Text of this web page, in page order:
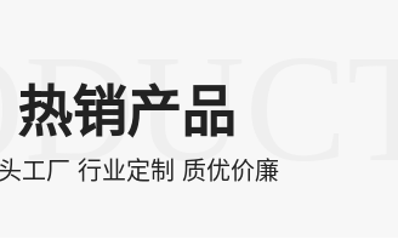
热销产品
工厂 行业定制 质优价廉